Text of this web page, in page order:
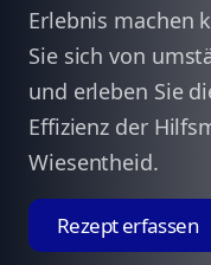
Erlebnis machen
Sie sich von
und erleben Sie
Effizienz der
Wiesentheid.
Rezept erfassen